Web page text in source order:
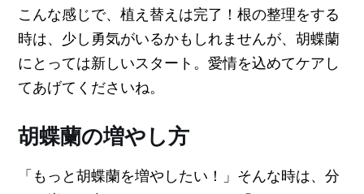
こんな感じで、植え替えは完了！根の整理をする
時は、少し勇気がいるかもしれませんが、胡蝶蘭
にとっては新しいスタート。愛情を込めてケアし
てあげてくださいね。
胡蝶蘭の増やし方
「もっと胡蝶蘭を増やしたい！」そんな時は、分